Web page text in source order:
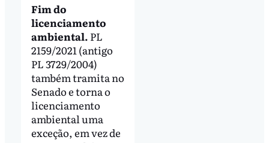
Fim do
licenciamento
ambiental. PL
2159/2021 (antigo
PL 3729/2004)
também tramita no
Senado e torna o
licenciamento
ambiental uma
exceção, em vez de